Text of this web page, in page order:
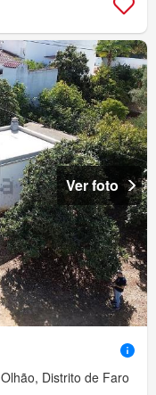
Ver foto
Distrito de Faro